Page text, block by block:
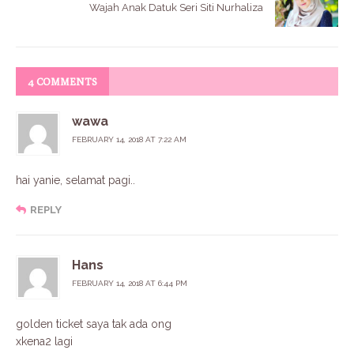
Wajah Anak Datuk Seri Siti Nurhaliza
4 COMMENTS
wawa
FEBRUARY 14, 2018 AT 7:22 AM
hai yanie, selamat pagi..
REPLY
Hans
FEBRUARY 14, 2018 AT 6:44 PM
golden ticket saya tak ada ong
xkena2 lagi